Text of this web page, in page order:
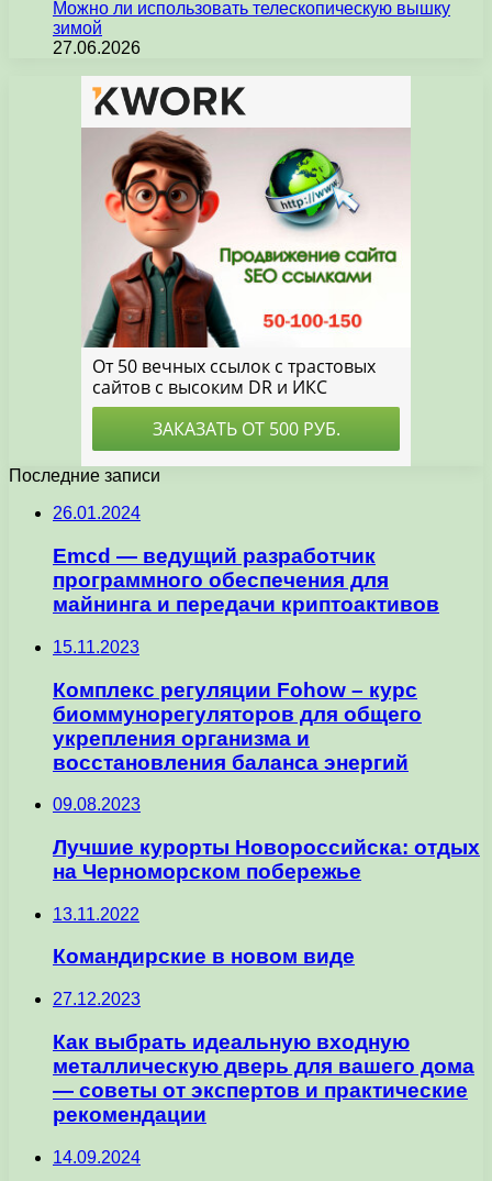
Можно ли использовать телескопическую вышку
зимой
27.06.2026
Последние записи
26.01.2024
Emcd — ведущий разработчик
программного обеспечения для
майнинга и передачи криптоактивов
15.11.2023
Комплекс регуляции Fohow – курс
биоммунорегуляторов для общего
укрепления организма и
восстановления баланса энергий
09.08.2023
Лучшие курорты Новороссийска: отдых
на Черноморском побережье
13.11.2022
Командирские в новом виде
27.12.2023
Как выбрать идеальную входную
металлическую дверь для вашего дома
— советы от экспертов и практические
рекомендации
14.09.2024